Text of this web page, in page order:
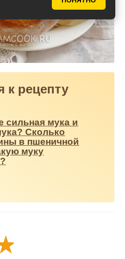
к рецепту
сильная мука и
Сколько
в пшеничной
муку